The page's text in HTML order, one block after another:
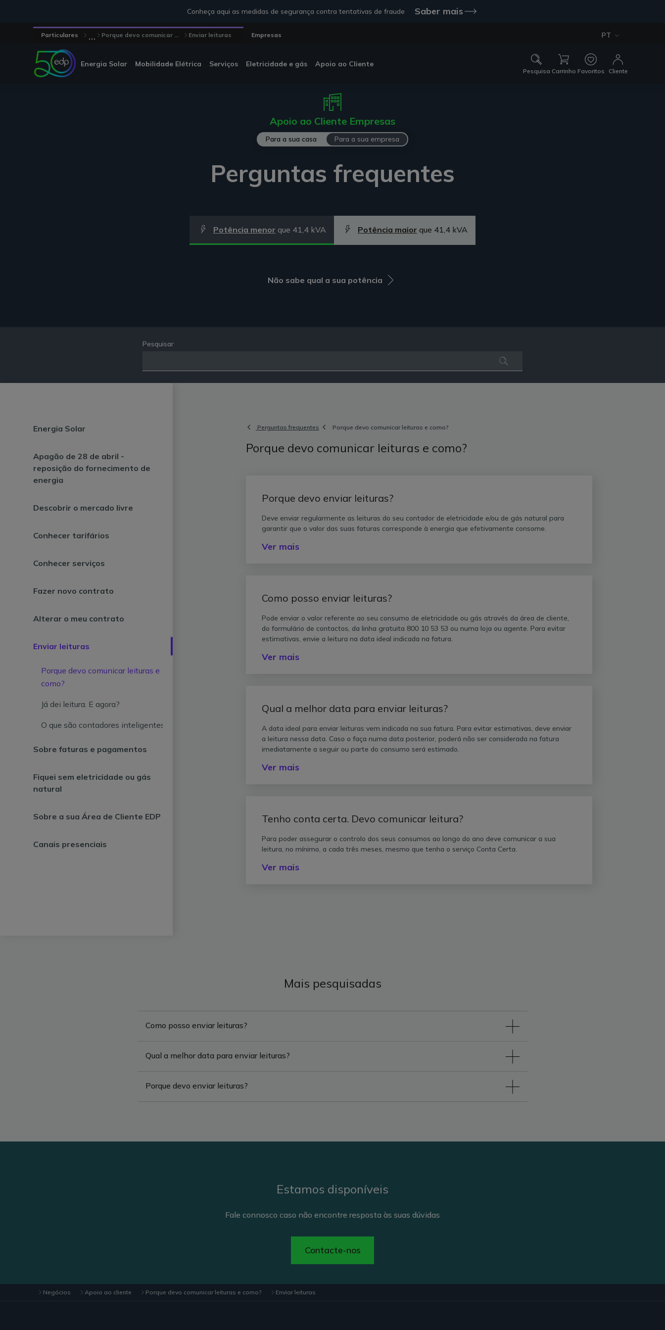
Conheça aqui as medidas de segurança contra tentativas de fraude Saber mais
Particulares ... Porque devo comunicar ... Enviar leituras Empresas PT
Energia Solar Mobilidade Elétrica Serviços Eletricidade e gás Apoio ao Cliente
Pesquisa Carrinho Favoritos Cliente
Apoio ao Cliente Empresas
Para a sua casa Para a sua empresa
Perguntas frequentes
Potência menor que 41,4 kVA Potência maior que 41,4 kVA
Não sabe qual a sua potência
Pesquisar
Energia Solar
Apagão de 28 de abril -
reposição do fornecimento de
energia
Descobrir o mercado livre
Conhecer tarifários
Conhecer serviços
Fazer novo contrato
Alterar o meu contrato
Enviar leituras
Porque devo comunicar leituras e
como?
Já dei leitura. E agora?
O que são contadores inteligentes?
Sobre faturas e pagamentos
Fiquei sem eletricidade ou gás
natural
Sobre a sua Área de Cliente EDP
Canais presenciais
Perguntas frequentes Porque devo comunicar leituras e como?
Porque devo comunicar leituras e como?
Porque devo enviar leituras?
Deve enviar regularmente as leituras do seu contador de eletricidade e/ou de gás natural para
garantir que o valor das suas faturas corresponde à energia que efetivamente consome.
Ver mais
Como posso enviar leituras?
Pode enviar o valor referente ao seu consumo de eletricidade ou gás através da área de cliente,
do formulário de contactos, da linha gratuita 800 10 53 53 ou numa loja ou agente. Para evitar
estimativas, envie a leitura na data ideal indicada na fatura.
Ver mais
Qual a melhor data para enviar leituras?
A data ideal para enviar leituras vem indicada na sua fatura. Para evitar estimativas, deve enviar
a leitura nessa data. Caso o faça numa data posterior, poderá não ser considerada na fatura
imediatamente a seguir ou parte do consumo será estimado.
Ver mais
Tenho conta certa. Devo comunicar leitura?
Para poder assegurar o controlo dos seus consumos ao longo do ano deve comunicar a sua
leitura, no mínimo, a cada três meses, mesmo que tenha o serviço Conta Certa.
Ver mais
Mais pesquisadas
Como posso enviar leituras?
Qual a melhor data para enviar leituras?
Porque devo enviar leituras?
Estamos disponíveis
Fale connosco caso não encontre resposta às suas dúvidas
Contacte-nos
Negócios Apoio ao cliente Porque devo comunicar leituras e como? Enviar leituras